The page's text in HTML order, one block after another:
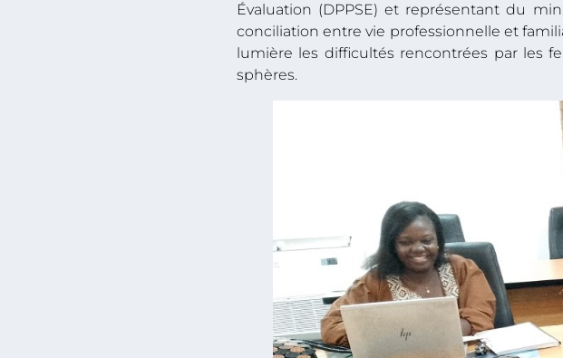
Évaluation (DPPSE) et représentant du
conciliation entre vie professionnelle et
lumière les difficultés rencontrées par les
sphères.